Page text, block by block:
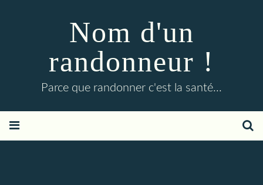
Nom d'un
randonneur !
Parce que randonner c'est la santé...